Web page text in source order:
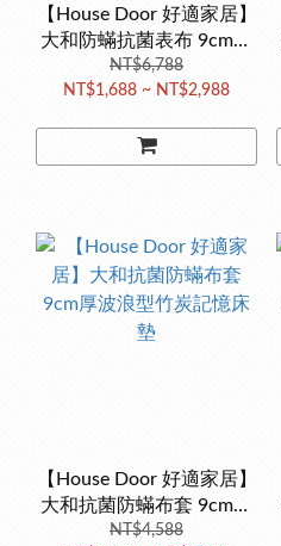
【House Door 好適家居】
大和防蟎抗菌表布 9cm厚
波浪型竹炭記憶床墊贈工
學記憶枕
NT$6,788
NT$1,688 ~ NT$2,988
【House Door 好適家居】
大和抗菌防蟎布套 9cm厚
波浪型竹炭記憶床墊
NT$4,588